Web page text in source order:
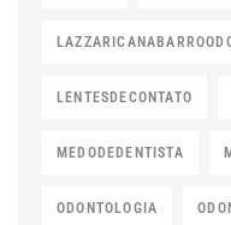
LENTESDECONTATO
MEDODEDENTISTA
ODONTOLOGIA